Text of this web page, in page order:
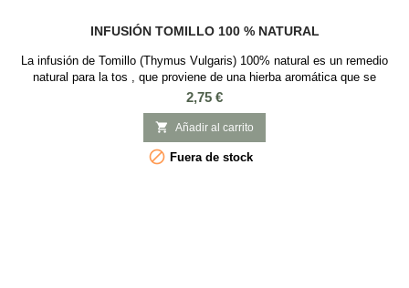
INFUSIÓN TOMILLO 100 % NATURAL
La infusión de Tomillo (Thymus Vulgaris) 100% natural es un remedio
natural para la tos , que proviene de una hierba aromática que se
conoce desde hace siglos en la zona Mediterránea y es ideal para
combatir problemas respiratorios: bronquitis / tos / resfriados.
Ingredientes: Hojas de Tomillo ecológico El tomillo, a parte de su uso
en la preparación de...
Precio
2,75 €
 Añadir al carrito
 Fuera de stock